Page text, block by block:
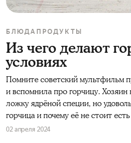
БЛЮДА ПРОДУКТЫ
Из чего делают
условиях
Помните советский мультфильм
и вспомнила прогорчицу. Хозяин
ложку ядрёнойспеции, но
горчицаи почему её не стоит
02 апреля 2024